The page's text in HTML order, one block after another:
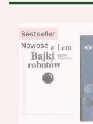
Bestseller
Nowość